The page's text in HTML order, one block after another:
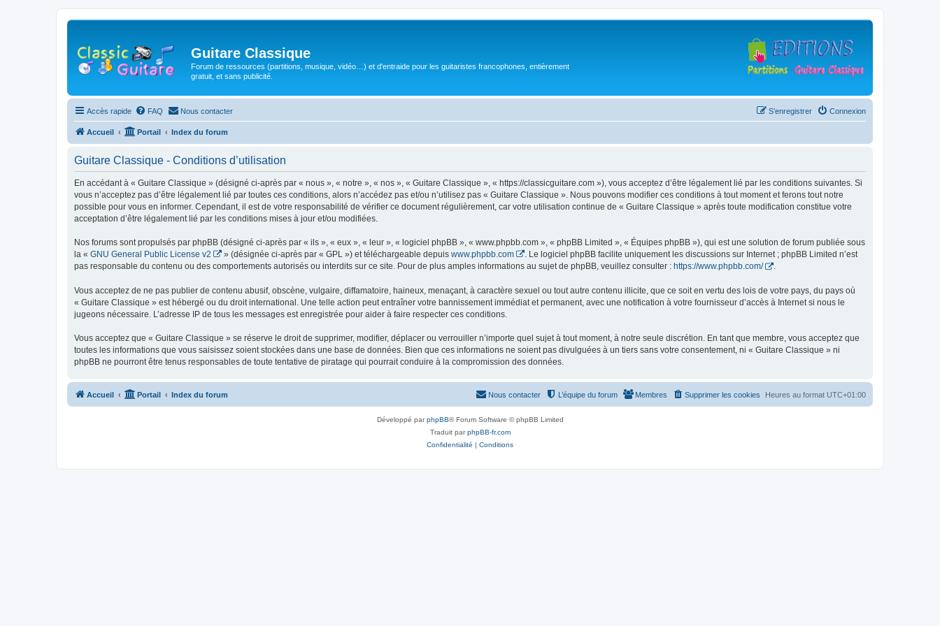
Guitare Classique
Forum de ressources (partitions, musique, vidéo…) et d'entraide pour les guitaristes francophones, entièrement
gratuit, et sans publicité.
Accès rapide FAQ Nous contacter Connexion
S’enregistrer
Accueil Portail Index du forum
Guitare Classique - Conditions d’utilisation
En accédant à « Guitare Classique » (désigné ci-après par « nous », « notre », « nos », « Guitare Classique », « https://classicguitare.com »), vous acceptez d’être légalement lié par les conditions suivantes. Si
vous n’acceptez pas d’être légalement lié par toutes ces conditions, alors n’accédez pas et/ou n’utilisez pas « Guitare Classique ». Nous pouvons modifier ces conditions à tout moment et ferons tout notre
possible pour vous en informer. Cependant, il est de votre responsabilité de vérifier ce document régulièrement, car votre utilisation continue de « Guitare Classique » après toute modification constitue votre
acceptation d’être légalement lié par les conditions mises à jour et/ou modifiées.
Nos forums sont propulsés par phpBB (désigné ci-après par « ils », « eux », « leur », « logiciel phpBB », « www.phpbb.com », « phpBB Limited », « Équipes phpBB »), qui est une solution de forum publiée sous
la « GNU General Public License v2 » (désignée ci-après par « GPL ») et téléchargeable depuis www.phpbb.com
. Le logiciel phpBB facilite uniquement les discussions sur Internet ; phpBB Limited n’est
pas responsable du contenu ou des comportements autorisés ou interdits sur ce site. Pour de plus amples informations au sujet de phpBB, veuillez consulter : https://www.phpbb.com/ .
Vous acceptez de ne pas publier de contenu abusif, obscène, vulgaire, diffamatoire, haineux, menaçant, à caractère sexuel ou tout autre contenu illicite, que ce soit en vertu des lois de votre pays, du pays où
« Guitare Classique » est hébergé ou du droit international. Une telle action peut entraîner votre bannissement immédiat et permanent, avec une notification à votre fournisseur d’accès à Internet si nous le
jugeons nécessaire. L’adresse IP de tous les messages est enregistrée pour aider à faire respecter ces conditions.
Vous acceptez que « Guitare Classique » se réserve le droit de supprimer, modifier, déplacer ou verrouiller n’importe quel sujet à tout moment, à notre seule discrétion. En tant que membre, vous acceptez que
toutes les informations que vous saisissez soient stockées dans une base de données. Bien que ces informations ne soient pas divulguées à un tiers sans votre consentement, ni « Guitare Classique » ni
phpBB ne pourront être tenus responsables de toute tentative de piratage qui pourrait conduire à la compromission des données.
Accueil Portail Index du forum Heures au format UTC+01:00
Supprimer les cookies
Membres
L’équipe du forum
Nous contacter
Développé parphpBB® Forum Software © phpBB Limited
Traduit parphpBB-fr.com
Confidentialité | Conditions